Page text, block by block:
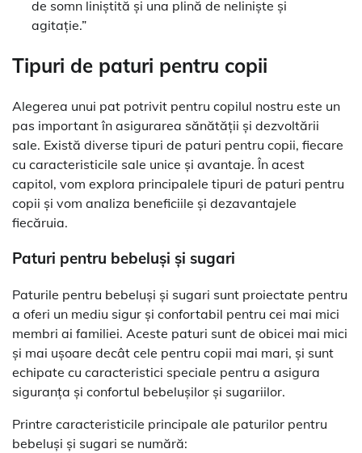
de somn liniștită și una plină de neliniște și
agitație.”
Tipuri de paturi pentru copii
Alegerea unui pat potrivit pentru copilul nostru este un
pas important în asigurarea sănătății și dezvoltării
sale. Există diverse tipuri de paturi pentru copii, fiecare
cu caracteristicile sale unice și avantaje. În acest
capitol, vom explora principalele tipuri de paturi pentru
copii și vom analiza beneficiile și dezavantajele
fiecăruia.
Paturi pentru bebeluși și sugari
Paturile pentru bebeluși și sugari sunt proiectate pentru
a oferi un mediu sigur și confortabil pentru cei mai mici
membri ai familiei. Aceste paturi sunt de obicei mai mici
și mai ușoare decât cele pentru copii mai mari, și sunt
echipate cu caracteristici speciale pentru a asigura
siguranța și confortul bebelușilor și sugariilor.
Printre caracteristicile principale ale paturilor pentru
bebeluși și sugari se numără: